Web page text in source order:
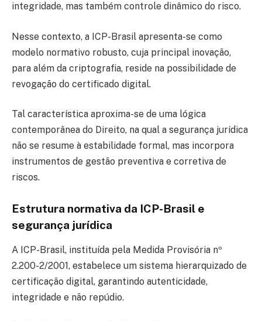
integridade, mas também controle dinâmico do risco.
Nesse contexto, a ICP-Brasil apresenta-se como
modelo normativo robusto, cuja principal inovação,
para além da criptografia, reside na possibilidade de
revogação do certificado digital.
Tal característica aproxima-se de uma lógica
contemporânea do Direito, na qual a segurança jurídica
não se resume à estabilidade formal, mas incorpora
instrumentos de gestão preventiva e corretiva de
riscos.
Estrutura normativa da ICP-Brasil e
segurança jurídica
A ICP-Brasil, instituída pela Medida Provisória nº
2.200-2/2001, estabelece um sistema hierarquizado de
certificação digital, garantindo autenticidade,
integridade e não repúdio.